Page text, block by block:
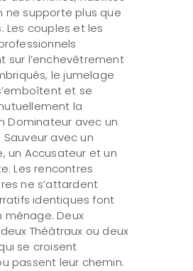
ne supporte plus que
Les couples et les
sur l’enchevêtrement
le jumelage
et se
la
Dominateur avec un
Sauveur avec un
un Accusateur et un
Les rencontres
ne s’attardent
identiques font
ménage. Deux
Théâtraux ou deux
se croisent
passent leur chemin.